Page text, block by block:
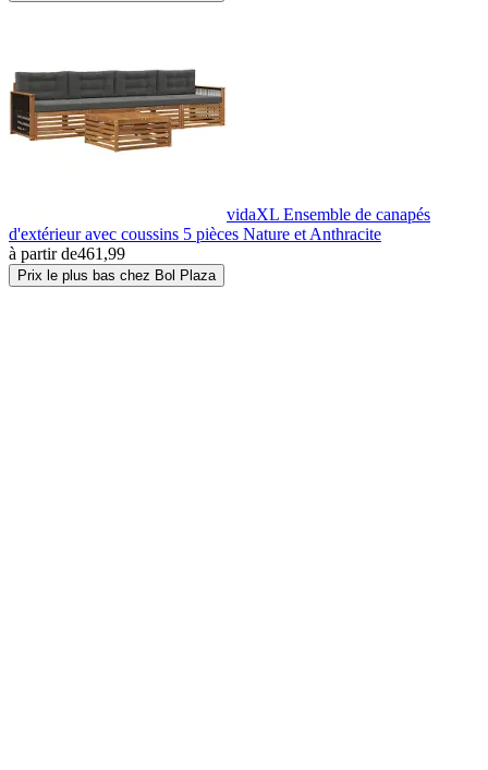
vidaXL Ensemble de canapés
d'extérieur avec coussins 5 pièces Nature et Anthracite
à partir de461,99
Prix le plus bas chez Bol Plaza